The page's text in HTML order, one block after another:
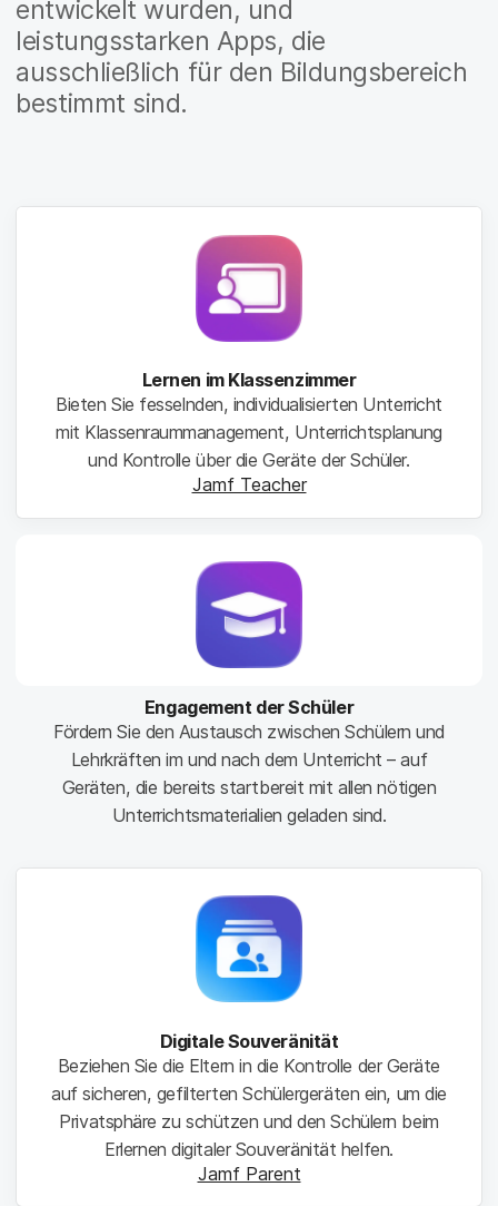
entwickelt wurden, und
leistungsstarken Apps, die
ausschließlich für den Bildungsbereich
bestimmt sind.
Lernen im Klassenzimmer
Bieten Sie fesselnden, individualisierten Unterricht
mit Klassenraummanagement, Unterrichtsplanung
und Kontrolle über die Geräte der Schüler.
Jamf Teacher
Engagement der Schüler
Fördern Sie den Austausch zwischen Schülern und
Lehrkräften im und nach dem Unterricht – auf
Geräten, die bereits startbereit mit allen nötigen
Unterrichtsmaterialien geladen sind.
Digitale Souveränität
Beziehen Sie die Eltern in die Kontrolle der Geräte
auf sicheren, gefilterten Schülergeräten ein, um die
Privatsphäre zu schützen und den Schülern beim
Erlernen digitaler Souveränität helfen.
Jamf Parent